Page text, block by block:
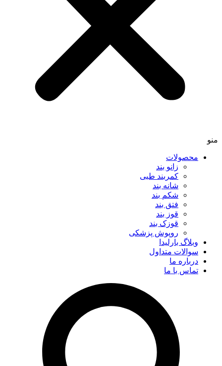
منو
محصولات
زانو بند
کمربند طبی
شانه بند
شکم بند
فتق بند
قوز بند
قوزک بند
روپوش پزشکی
وبلاگ بارلیدا
سوالات متداول
درباره ما
تماس با ما